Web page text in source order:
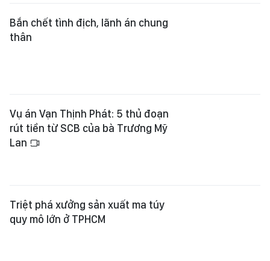
Bắn chết tình địch, lãnh án chung
thân
Vụ án Vạn Thịnh Phát: 5 thủ đoạn
rút tiền từ SCB của bà Trương Mỹ
Lan
Triệt phá xưởng sản xuất ma túy
quy mô lớn ở TPHCM